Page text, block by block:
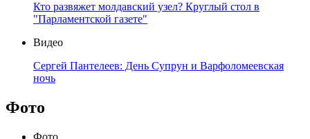
Кто развяжет молдавский узел? Круглый стол в
"Парламентской газете"
Видео
Сергей Пантелеев: День Супрун и Варфоломеевская
ночь
Фото